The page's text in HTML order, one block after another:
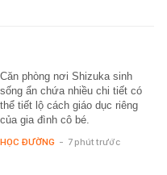
Căn phòng nơi Shizuka sinh
sống ẩn chứa nhiều chi tiết có
thể tiết lộ cách giáo dục riêng
của gia đình cô bé.
HỌC ĐƯỜNG - 7 phút trước